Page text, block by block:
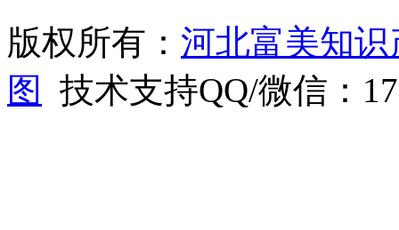
版权所有： 河北富美知
图
技术支持QQ/微信：